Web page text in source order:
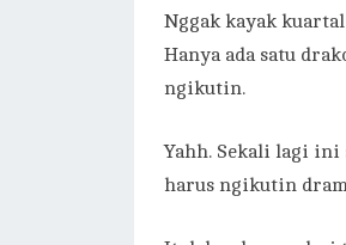
Nggak kayak
Hanya ada satu
ngikutin.
Yahh. Sekali lagi ini
harus ngikutin